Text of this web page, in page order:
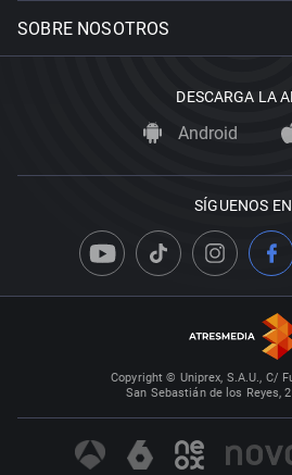
SOBRE NOSOTROS
DESCARGA LA
Android
SÍGUENOS EN
Copyright © Uniprex, S.A.U., C/
San Sebastián de los Reyes,